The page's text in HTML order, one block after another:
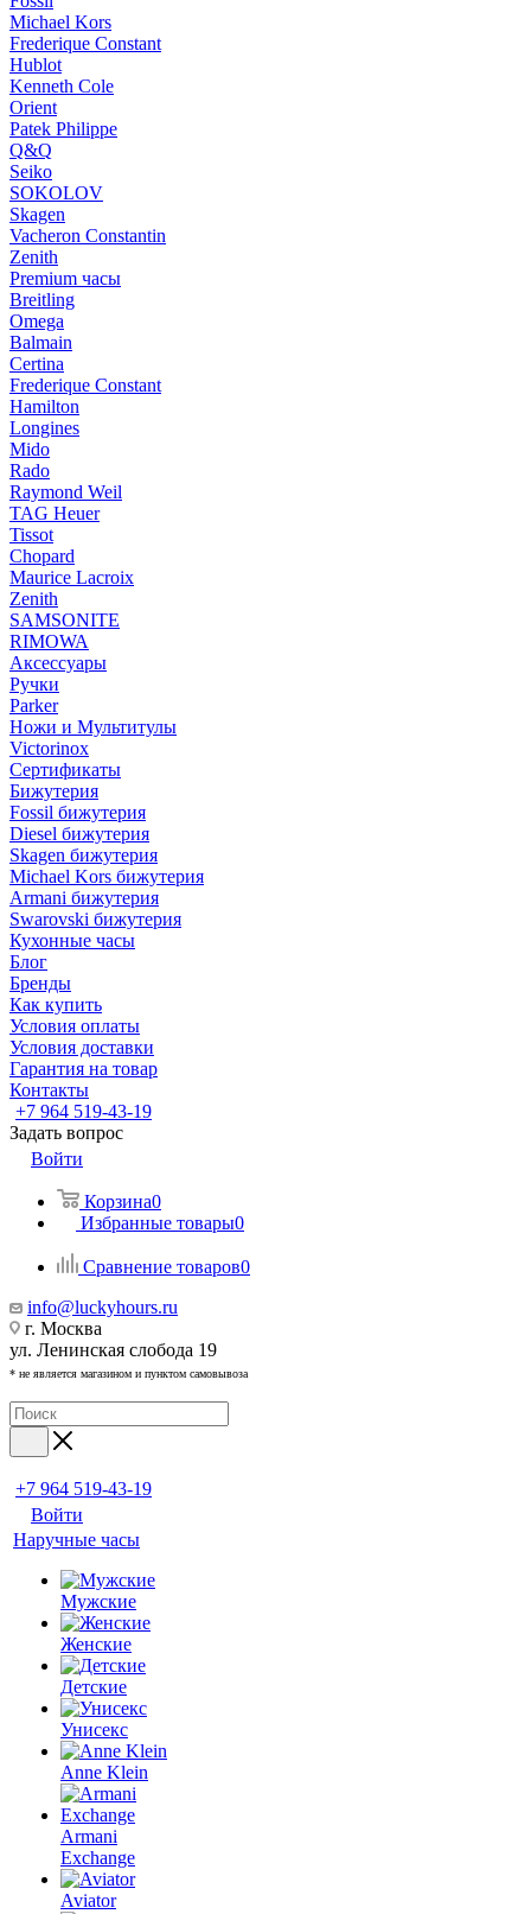
Michael Kors
Frederique Constant
Hublot
Kenneth Cole
Orient
Patek Philippe
Q&Q
Seiko
SOKOLOV
Skagen
Vacheron Constantin
Zenith
Premium часы
Breitling
Omega
Balmain
Certina
Frederique Constant
Hamilton
Longines
Mido
Rado
Raymond Weil
TAG Heuer
Tissot
Chopard
Maurice Lacroix
Zenith
SAMSONITE
RIMOWA
Аксессуары
Ручки
Parker
Ножи и Мультитулы
Victorinox
Сертификаты
Бижутерия
Fossil бижутерия
Diesel бижутерия
Skagen бижутерия
Michael Kors бижутерия
Armani бижутерия
Swarovski бижутерия
Кухонные часы
Блог
Бренды
Как купить
Условия оплаты
Условия доставки
Гарантия на товар
Контакты
+7 964 519-43-19
Задать вопрос
Войти
Корзина0
Избранные товары0
Сравнение товаров0
info@luckyhours.ru
г. Москва
ул. Ленинская слобода 19
* не является магазином и пунктом самовывоза
+7 964 519-43-19
Войти
Наручные часы
Мужские
Женские
Детские
Унисекс
Anne Klein
Armani
Exchange
Aviator